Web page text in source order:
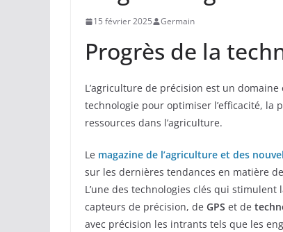
15 février 2025 Germain
Progrès de la
L’agriculture de précision est un
technologie pour optimiser l’efficacité,
ressources dans l’agriculture.
Le magazine de l’agriculture et des
sur les dernières tendances en matière
L’une des technologies clés qui
capteurs de précision, de GPS et de
avec précision les intrants tels que les